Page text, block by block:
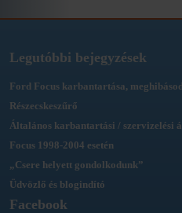
Legutóbbi bejegyzések
Ford Focus karbantartása,
Részecskeszűrő
Általános karbantartási / szervizelési
Focus 1998-2004 esetén
„Csere helyett gondolkodunk”
Üdvözlő és blogindító
Facebook